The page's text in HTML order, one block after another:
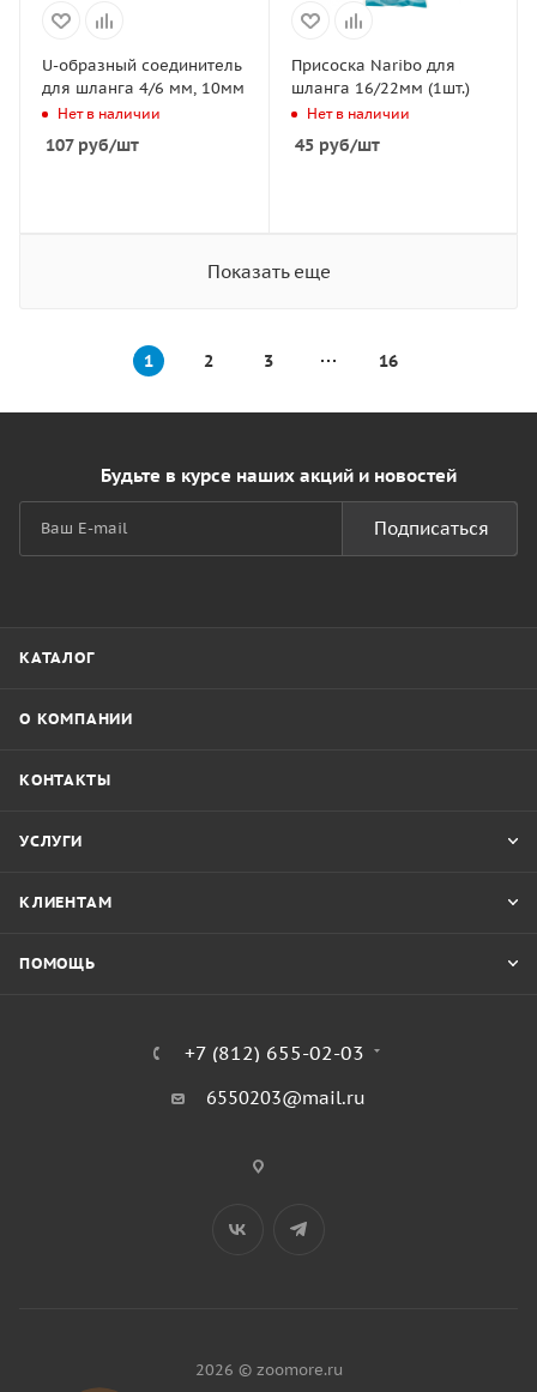
U-образный соединитель
для шланга 4/6 мм, 10мм
Нет в наличии
107руб/шт
Присоска Naribo для
шланга 16/22мм (1шт.)
Нет в наличии
45руб/шт
Показать еще
1 2 3 16
Будьте в курсе наших акций и новостей
Подписаться
КАТАЛОГ
О КОМПАНИИ
КОНТАКТЫ
УСЛУГИ
КЛИЕНТАМ
ПОМОЩЬ
+7 (812) 655-02-03
6550203@mail.ru
2026 © zoomore.ru